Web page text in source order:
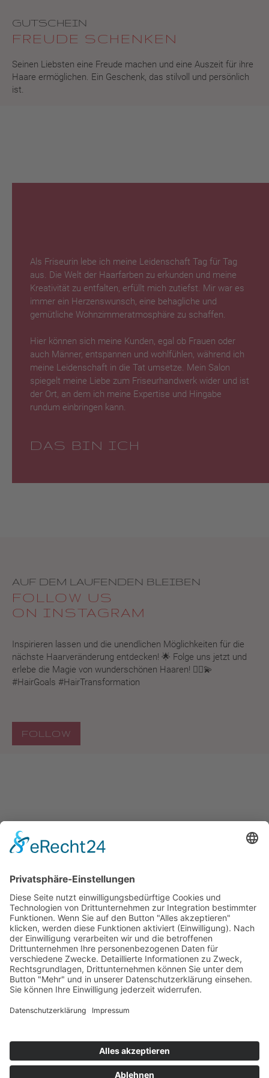
GUTSCHEIN
FREUDE SCHENKEN
Seinen Liebsten eine Freude machen und eine Auszeit für ihre
Haare ermöglichen. Ein Geschenk, das stilvoll und persönlich
ist.
Als Friseurin lebe ich meine Leidenschaft Tag für Tag
aus. Die Welt der Haarfarben zu erkunden und meine
Kreativität zu entfalten, erfüllt mich zutiefst. Mir war es
immer ein Herzenswunsch, eine behagliche und
gemütliche Wohnzimmeratmosphäre zu schaffen.
Hier können sich meine Kunden, egal ob Frauen oder
auch Männer, entspannen und wohlfühlen, während ich
meine Leidenschaft in die Tat umsetze. Mein Salon
spiegelt meine Liebe zum Friseurhandwerk wider und ist
der Ort, an dem ich meine Expertise und Hingabe
rundum einbringen kann.
DAS BIN ICH
AUF DEM LAUFENDEN BLEIBEN
FOLLOW US
ON INSTAGRAM
Inspirieren lassen und die unendlichen Möglichkeiten für die
nächste Haarveränderung entdecken! 🌟 Folge uns jetzt und
erlebe die Magie von wunderschönen Haaren! 💇‍♀️💫
#HairGoals #HairTransformation
FOLLOW
Haarlekin Friseurstudio
Schnitzschulstrasse 1
82467 Garmisch-Partenkirchen
TERMIN VEREINBAREN
08821 - 7 81 46 36
nach Vereinbarung